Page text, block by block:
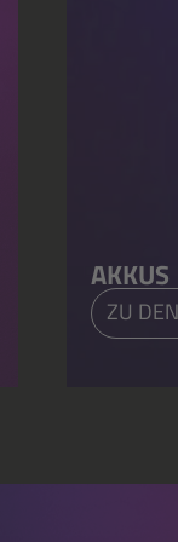
AKKUS
ZU